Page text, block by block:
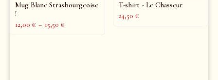
Mug Blanc Strasbourgeoise
!
12,00 € – 15,50 €
T-shirt - Le Chasseur
24,50 €